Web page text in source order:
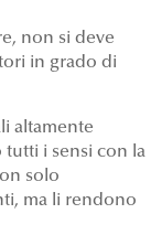
non si deve
in grado di
altamente
tutti i sensi con la
solo
ma li rendono